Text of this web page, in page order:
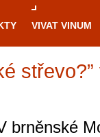
VIVAT VINUM
brněnské